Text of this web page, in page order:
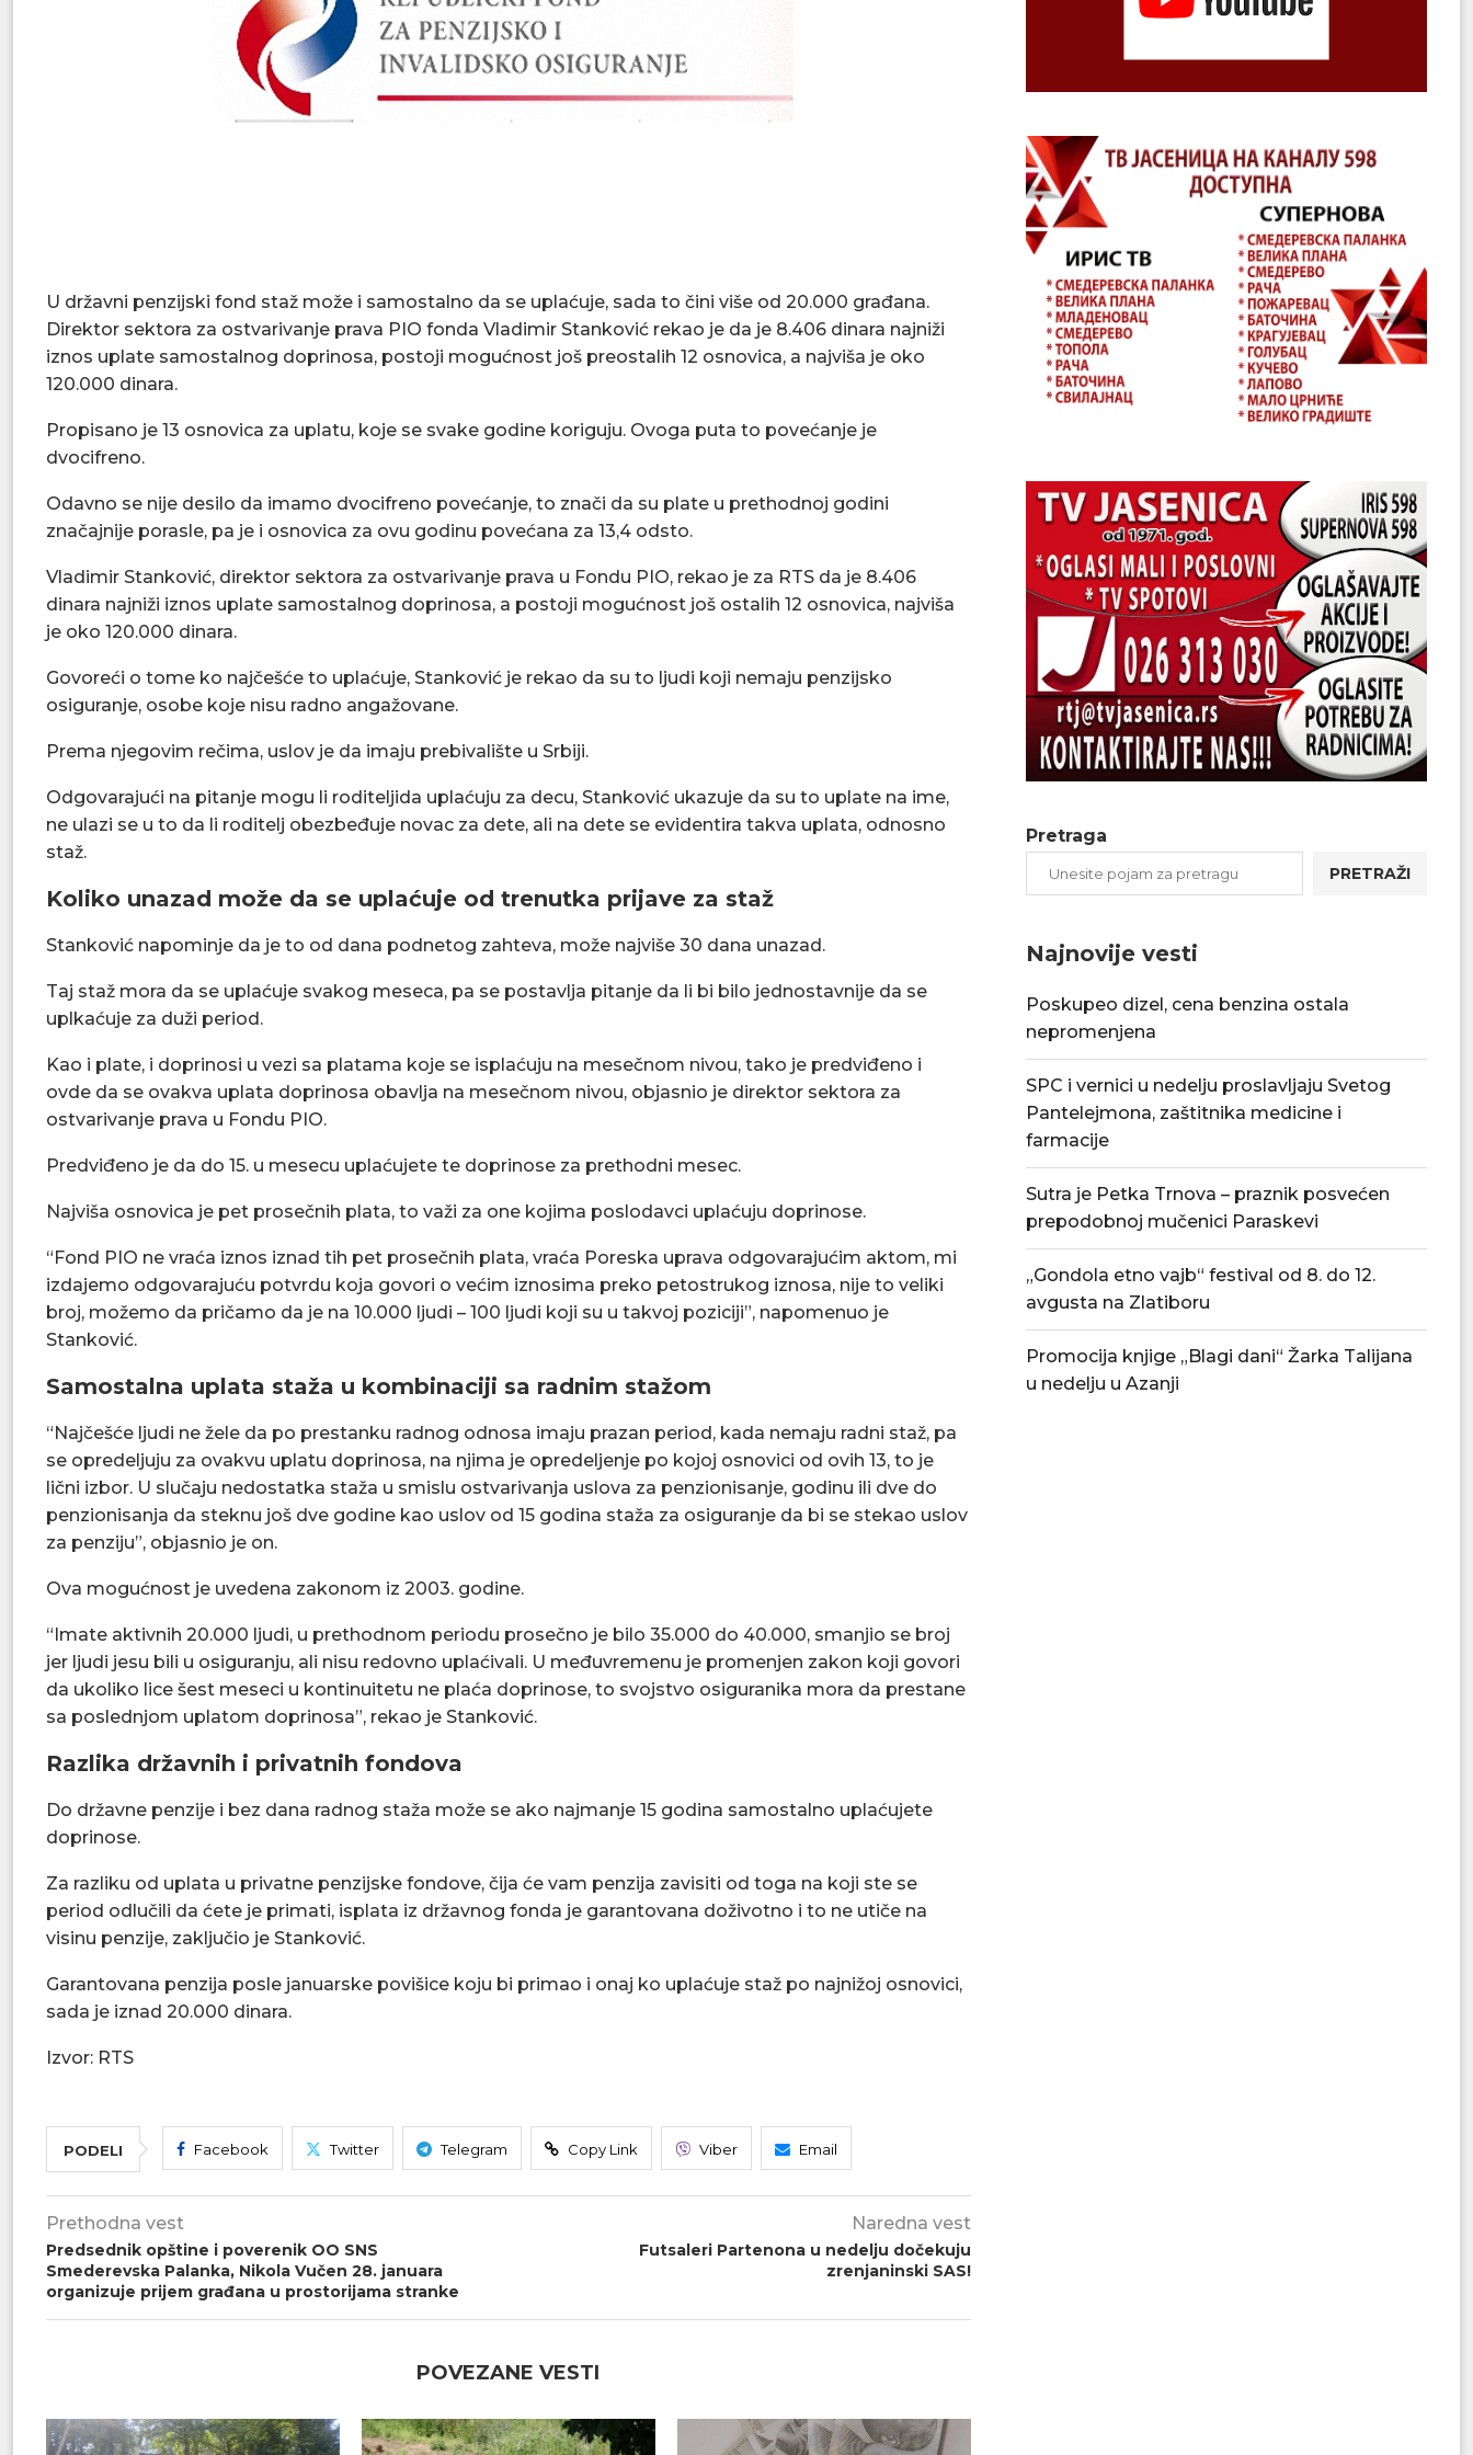
U državni penzijski fond staž može i samostalno da se uplaćuje, sada to čini više od 20.000 građana.
Direktor sektora za ostvarivanje prava PIO fonda Vladimir Stanković rekao je da je 8.406 dinara najniži
iznos uplate samostalnog doprinosa, postoji mogućnost još preostalih 12 osnovica, a najviša je oko
120.000 dinara.
Propisano je 13 osnovica za uplatu, koje se svake godine koriguju. Ovoga puta to povećanje je
dvocifreno.
Odavno se nije desilo da imamo dvocifreno povećanje, to znači da su plate u prethodnoj godini
značajnije porasle, pa je i osnovica za ovu godinu povećana za 13,4 odsto.
Vladimir Stanković, direktor sektora za ostvarivanje prava u Fondu PIO, rekao je za RTS da je 8.406
dinara najniži iznos uplate samostalnog doprinosa, a postoji mogućnost još ostalih 12 osnovica, najviša
je oko 120.000 dinara.
Govoreći o tome ko najčešće to uplaćuje, Stanković je rekao da su to ljudi koji nemaju penzijsko
osiguranje, osobe koje nisu radno angažovane.
Prema njegovim rečima, uslov je da imaju prebivalište u Srbiji.
Odgovarajući na pitanje mogu li roditeljida uplaćuju za decu, Stanković ukazuje da su to uplate na ime,
ne ulazi se u to da li roditelj obezbeđuje novac za dete, ali na dete se evidentira takva uplata, odnosno
staž.
Koliko unazad može da se uplaćuje od trenutka prijave za staž
Stanković napominje da je to od dana podnetog zahteva, može najviše 30 dana unazad.
Taj staž mora da se uplaćuje svakog meseca, pa se postavlja pitanje da li bi bilo jednostavnije da se
uplkaćuje za duži period.
Kao i plate, i doprinosi u vezi sa platama koje se isplaćuju na mesečnom nivou, tako je predviđeno i
ovde da se ovakva uplata doprinosa obavlja na mesečnom nivou, objasnio je direktor sektora za
ostvarivanje prava u Fondu PIO.
Predviđeno je da do 15. u mesecu uplaćujete te doprinose za prethodni mesec.
Najviša osnovica je pet prosečnih plata, to važi za one kojima poslodavci uplaćuju doprinose.
“Fond PIO ne vraća iznos iznad tih pet prosečnih plata, vraća Poreska uprava odgovarajućim aktom, mi
izdajemo odgovarajuću potvrdu koja govori o većim iznosima preko petostrukog iznosa, nije to veliki
broj, možemo da pričamo da je na 10.000 ljudi – 100 ljudi koji su u takvoj poziciji”, napomenuo je
Stanković.
Samostalna uplata staža u kombinaciji sa radnim stažom
“Najčešće ljudi ne žele da po prestanku radnog odnosa imaju prazan period, kada nemaju radni staž, pa
se opredeljuju za ovakvu uplatu doprinosa, na njima je opredeljenje po kojoj osnovici od ovih 13, to je
lični izbor. U slučaju nedostatka staža u smislu ostvarivanja uslova za penzionisanje, godinu ili dve do
penzionisanja da steknu još dve godine kao uslov od 15 godina staža za osiguranje da bi se stekao uslov
za penziju”, objasnio je on.
Ova mogućnost je uvedena zakonom iz 2003. godine.
“Imate aktivnih 20.000 ljudi, u prethodnom periodu prosečno je bilo 35.000 do 40.000, smanjio se broj
jer ljudi jesu bili u osiguranju, ali nisu redovno uplaćivali. U međuvremenu je promenjen zakon koji govori
da ukoliko lice šest meseci u kontinuitetu ne plaća doprinose, to svojstvo osiguranika mora da prestane
sa poslednjom uplatom doprinosa”, rekao je Stanković.
Razlika državnih i privatnih fondova
Do državne penzije i bez dana radnog staža može se ako najmanje 15 godina samostalno uplaćujete
doprinose.
Za razliku od uplata u privatne penzijske fondove, čija će vam penzija zavisiti od toga na koji ste se
period odlučili da ćete je primati, isplata iz državnog fonda je garantovana doživotno i to ne utiče na
visinu penzije, zaključio je Stanković.
Garantovana penzija posle januarske povišice koju bi primao i onaj ko uplaćuje staž po najnižoj osnovici,
sada je iznad 20.000 dinara.
Izvor: RTS
PODELI Facebook Twitter Telegram Copy Link Viber Email
Prethodna vest
Predsednik opštine i poverenik OO SNS
Smederevska Palanka, Nikola Vučen 28. januara
organizuje prijem građana u prostorijama stranke
Naredna vest
Futsaleri Partenona u nedelju dočekuju
zrenjaninski SAS!
POVEZANE VESTI
Pretraga
PRETRAŽI
Najnovije vesti
Poskupeo dizel, cena benzina ostala
nepromenjena
SPC i vernici u nedelju proslavljaju Svetog
Pantelejmona, zaštitnika medicine i
farmacije
Sutra je Petka Trnova – praznik posvećen
prepodobnoj mučenici Paraskevi
„Gondola etno vajb“ festival od 8. do 12.
avgusta na Zlatiboru
Promocija knjige „Blagi dani“ Žarka Talijana
u nedelju u Azanji